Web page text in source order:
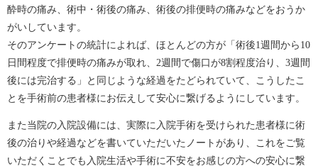
酔時の痛み、術中・術後の痛み、術後の排便時の痛みなどをおうか
がいしています。
そのアンケートの統計によれば、ほとんどの方が「術後1週間から10
日間程度で排便時の痛みが取れ、2週間で傷口が8割程度治り、3週間
後には完治する」と同じような経過をたどられていて、こうしたこ
とを手術前の患者様にお伝えして安心に繋げるようにしています。
また当院の入院設備には、実際に入院手術を受けられた患者様に術
後の治りや経過などを書いていただいたノートがあり、これをご覧
いただくことでも入院生活や手術に不安をお感じの方への安心に繋